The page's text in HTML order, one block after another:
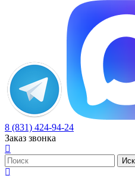
8 (831) 424-94-24
Заказ звонка